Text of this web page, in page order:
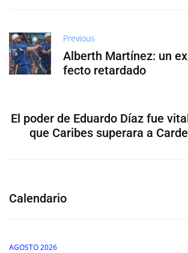
Previous
Alberth Martínez: un
fecto retardado
El poder de Eduardo Díaz fue
que Caribes superara a
Calendario
AGOSTO 2026